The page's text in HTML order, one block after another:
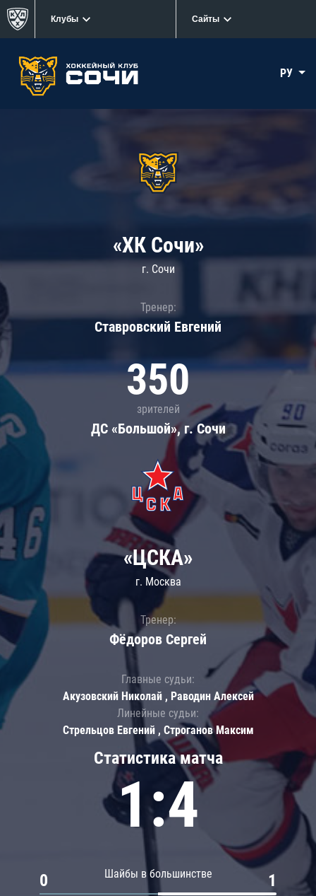
Клубы Сайты
РУ
«ХК Сочи»
г. Сочи
Тренер:
Ставровский Евгений
350
зрителей
ДС «Большой», г. Сочи
Статистика матча
1:4
Шайбы в большинстве
0 1
«ЦСКА»
г. Москва
Тренер:
Фёдоров Сергей
Главные судьи:
Акузовский Николай , Раводин Алексей
Линейные судьи:
Стрельцов Евгений , Строганов Максим